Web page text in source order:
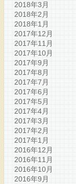
2018年3月
2018年2月
2018年1月
2017年12月
2017年11月
2017年10月
2017年9月
2017年8月
2017年7月
2017年6月
2017年5月
2017年4月
2017年3月
2017年2月
2017年1月
2016年12月
2016年11月
2016年10月
2016年9月